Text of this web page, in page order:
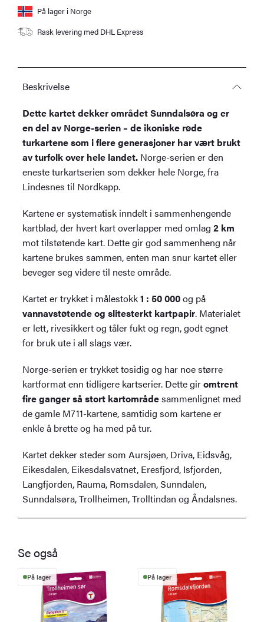
På lager i Norge
Rask levering med DHL Express
Beskrivelse
Dette kartet dekker området Sunndalsøra og er
en del av Norge-serien – de ikoniske røde
turkartene som i flere generasjoner har vært brukt
av turfolk over hele landet. Norge-serien er den
eneste turkartserien som dekker hele Norge, fra
Lindesnes til Nordkapp.
Kartene er systematisk inndelt i sammenhengende
kartblad, der hvert kart overlapper med omlag2 km
mot tilstøtende kart. Dette gir god sammenheng når
kartene brukes sammen, enten man snur kartet eller
beveger seg videre til neste område.
Kartet er trykket i målestokk1 : 50 000og på
vannavstøtende og slitesterkt kartpapir. Materialet
er lett, rivesikkert og tåler fukt og regn, godt egnet
for bruk ute i all slags vær.
Norge-serien er trykket tosidig og har noe større
kartformat enn tidligere kartserier. Dette giromtrent
fire ganger så stort kartområdesammenlignet med
de gamle M711-kartene, samtidig som kartene er
enkle å brette og ha med på tur.
Kartet dekker steder som Aursjøen, Driva, Eidsvåg,
Eikesdalen, Eikesdalsvatnet, Eresfjord, Isfjorden,
Langfjorden, Rauma, Romsdalen, Sunndalen,
Sunndalsøra, Trollheimen, Trolltindan og Åndalsnes.
Se også
På lager På lager